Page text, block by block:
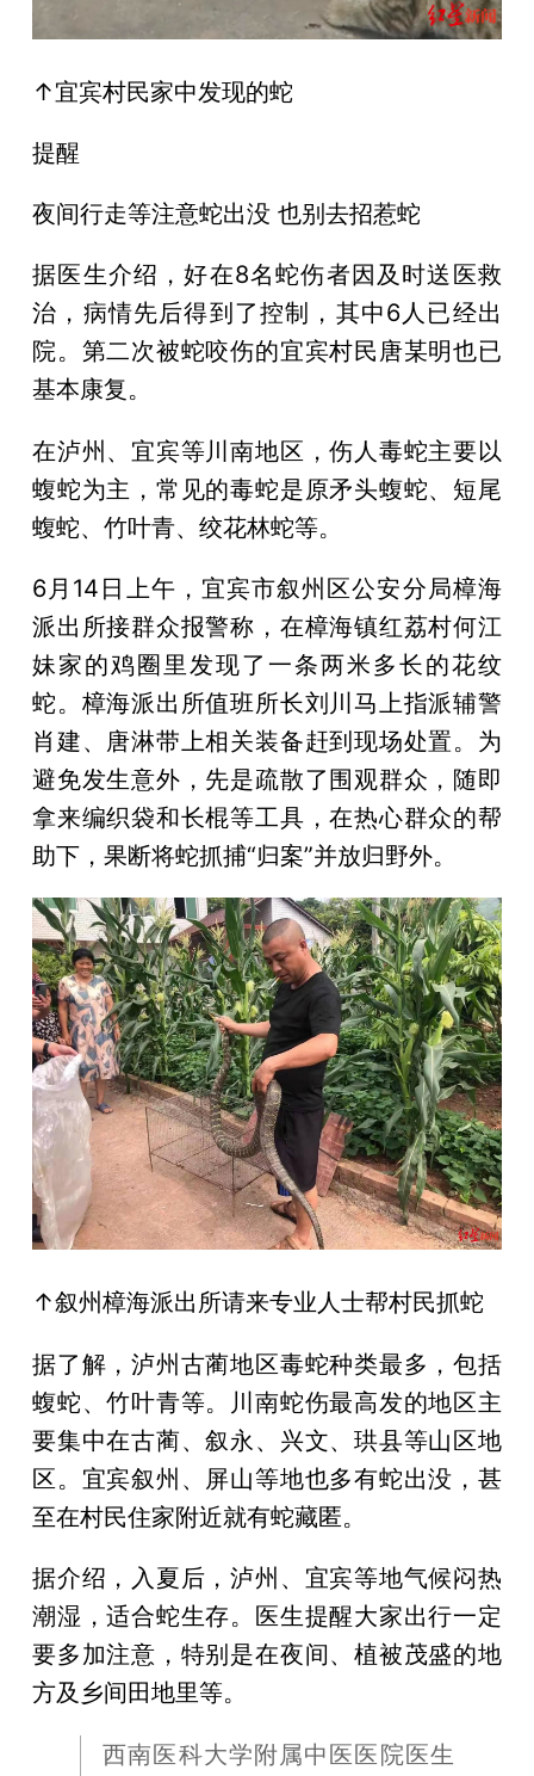
↑宜宾村民家中发现的蛇
提醒
夜间行走等注意蛇出没 也别去招惹蛇
据医生介绍，好在8名蛇伤者因及时送医救
治，病情先后得到了控制，其中6人已经出
院。第二次被蛇咬伤的宜宾村民唐某明也已
基本康复。
在泸州、宜宾等川南地区，伤人毒蛇主要以
蝮蛇为主，常见的毒蛇是原矛头蝮蛇、短尾
蝮蛇、竹叶青、绞花林蛇等。
6月14日上午，宜宾市叙州区公安分局樟海
派出所接群众报警称，在樟海镇红荔村何江
妹家的鸡圈里发现了一条两米多长的花纹
蛇。樟海派出所值班所长刘川马上指派辅警
肖建、唐淋带上相关装备赶到现场处置。为
避免发生意外，先是疏散了围观群众，随即
拿来编织袋和长棍等工具，在热心群众的帮
助下，果断将蛇抓捕“归案”并放归野外。
↑叙州樟海派出所请来专业人士帮村民抓蛇
据了解，泸州古蔺地区毒蛇种类最多，包括
蝮蛇、竹叶青等。川南蛇伤最高发的地区主
要集中在古蔺、叙永、兴文、珙县等山区地
区。宜宾叙州、屏山等地也多有蛇出没，甚
至在村民住家附近就有蛇藏匿。
据介绍，入夏后，泸州、宜宾等地气候闷热
潮湿，适合蛇生存。医生提醒大家出行一定
要多加注意，特别是在夜间、植被茂盛的地
方及乡间田地里等。
西南医科大学附属中医医院医生